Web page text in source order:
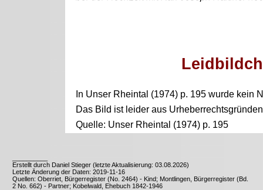
In Unser Rheintal (1974) p. 195 wurde kein
Das Bild ist leider aus
Quelle: Unser Rheintal (1974) p. 195
Erstellt durch Daniel Stieger (letzte Aktualisierung: 03.08.2026)
Letzte Änderung der Daten: 2019-11-16
Quellen: Oberriet, Bürgerregister (No. 2464) - Kind; Montlingen, Bürgerregister (Bd.
2 No. 662) - Partner; Kobelwald, Ehebuch 1842-1946